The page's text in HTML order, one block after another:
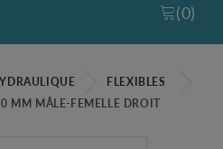
(0)
FLEXIBLES
MM MÂLE-FEMELLE DROIT